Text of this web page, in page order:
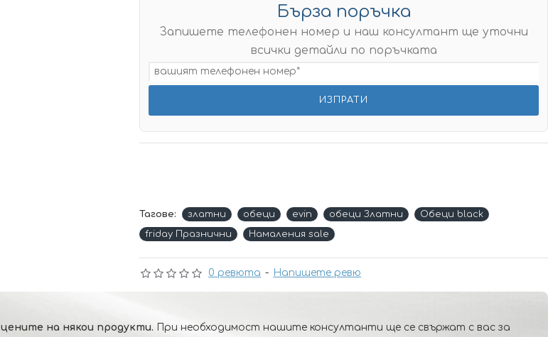
0 ревюта - Напишете ревю
Бърза поръчка
Запишете телефонен номер и наш консултант ще уточни
всички детайли по поръчката
Тагове: златни обеци evin обеци Златни
Обеци black
friday Празнични
Намаления sale
цените на някои продукти. При необходимост нашите консултанти ще се свържат с вас за